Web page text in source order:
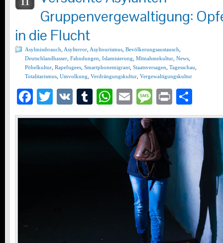
Gruppenvergewaltigung:
in die Flucht
Asylmissbrauch Asylterror Asyltourismus Bevölkerungsaustausch
Deutschlandhasser Fahndungen Islamisierung Mitnahmekultur News
Pöbelkultur Rapefugees Smartphonemigrant Staatsversagen Tagesschau
Totalitarismus Umvolkung Verdrängungskultur Vergewaltigungskultur
Facebook
Twitter
VK Tumblr
WhatsApp
EmailMessage
Print